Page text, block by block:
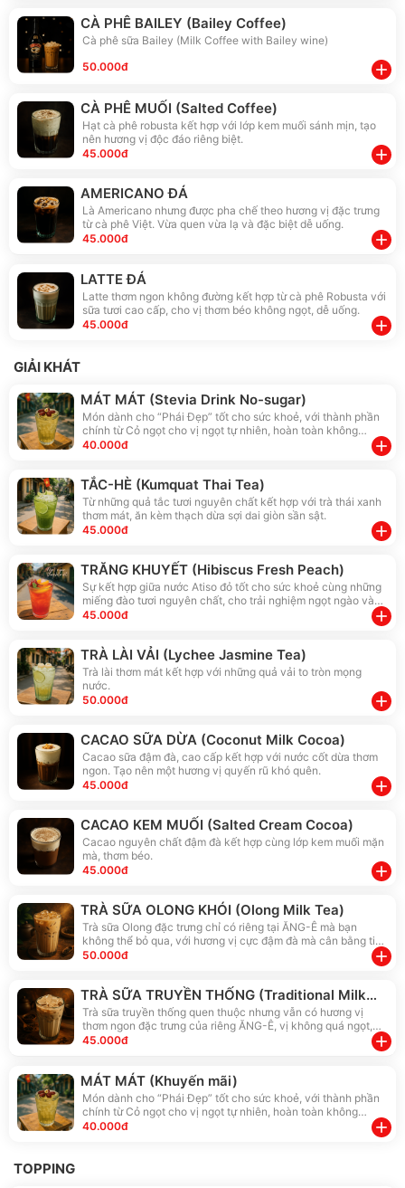
CÀ PHÊ BAILEY (Bailey Coffee)
Cà phê sữa Bailey (Milk Coffee with Bailey wine)
50.000đ
add
CÀ PHÊ MUỐI (Salted Coffee)
Hạt cà phê robusta kết hợp với lớp kem muối sánh mịn, tạo
nên hương vị độc đáo riêng biệt.
45.000đ
add
AMERICANO ĐÁ
Là Americano nhưng được pha chế theo hương vị đặc trưng
từ cà phê Việt. Vừa quen vừa lạ và đặc biệt dễ uống.
45.000đ
add
LATTE ĐÁ
Latte thơm ngon không đường kết hợp từ cà phê Robusta với
sữa tươi cao cấp, cho vị thơm béo không ngọt, dễ uống.
45.000đ
add
GIẢI KHÁT
MÁT MÁT (Stevia Drink No-sugar)
Món dành cho “Phái Đẹp” tốt cho sức khoẻ, với thành phần
chính từ Cỏ ngọt cho vị ngọt tự nhiên, hoàn toàn không
đường, hỗ trợ giảm cân, và nhiều công dụng khác cùng vị
40.000đ add
TẮC-HÈ (Kumquat Thai Tea)
Từ những quả tắc tươi nguyên chất kết hợp với trà thái xanh
thơm mát, ăn kèm thạch dừa sợi dai giòn sần sật.
45.000đ
add
TRĂNG KHUYẾT (Hibiscus Fresh Peach)
Sự kết hợp giữa nước Atiso đỏ tốt cho sức khoẻ cùng những
miếng đào tươi nguyên chất, cho trải nghiệm ngọt ngào và
thanh mát
45.000đ add
TRÀ LÀI VẢI (Lychee Jasmine Tea)
Trà lài thơm mát kết hợp với những quả vải to tròn mọng
nước.
50.000đ
add
CACAO SỮA DỪA (Coconut Milk Cocoa)
Cacao sữa đậm đà, cao cấp kết hợp với nước cốt dừa thơm
ngon. Tạo nên một hương vị quyến rũ khó quên.
45.000đ
add
CACAO KEM MUỐI (Salted Cream Cocoa)
Cacao nguyên chất đậm đà kết hợp cùng lớp kem muối mặn
mà, thơm béo.
45.000đ
add
TRÀ SỮA OLONG KHÓI (Olong Milk Tea)
Trà sữa Olong đặc trưng chỉ có riêng tại ĂNG-Ê mà bạn
không thể bỏ qua, với hương vị cực đậm đà mà cân bằng tinh
tế.
50.000đ add
TRÀ SỮA TRUYỀN THỐNG (Traditional Milk
Tea)
Trà sữa truyền thống quen thuộc nhưng vẫn có hương vị
thơm ngon đặc trưng của riêng ĂNG-Ê, vị không quá ngọt,
thơm trà vừa uống.
45.000đ add
MÁT MÁT (Khuyến mãi)
Món dành cho “Phái Đẹp” tốt cho sức khoẻ, với thành phần
chính từ Cỏ ngọt cho vị ngọt tự nhiên, hoàn toàn không
đường, hỗ trợ giảm cân, và nhiều công dụng khác cùng vị
40.000đ add
TOPPING